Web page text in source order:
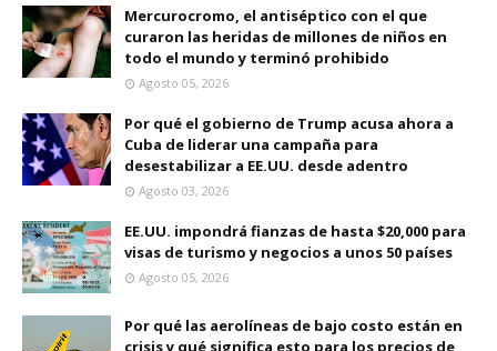
Mercurocromo, el antiséptico con el que
curaron las heridas de millones de niños en
todo el mundo y terminó prohibido
Agosto 05, 2026
Por qué el gobierno de Trump acusa ahora a
Cuba de liderar una campaña para
desestabilizar a EE.UU. desde adentro
Agosto 03, 2026
EE.UU. impondrá fianzas de hasta $20,000 para
visas de turismo y negocios a unos 50 países
Agosto 05, 2026
Por qué las aerolíneas de bajo costo están en
crisis y qué significa esto para los precios de